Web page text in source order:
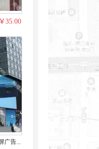
￥35.00
广告...